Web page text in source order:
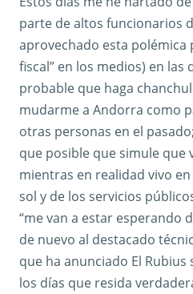
parte de altos funcionarios
aprovechado esta polémica
fiscal” en los medios) en las
probable que haga
mudarme a Andorra como
otras personas en el
que posible que simule que
mientras en realidad vivo
sol y de los servicios
“me van a estar esperando
de nuevo al destacado
que ha anunciado El
los días que resida